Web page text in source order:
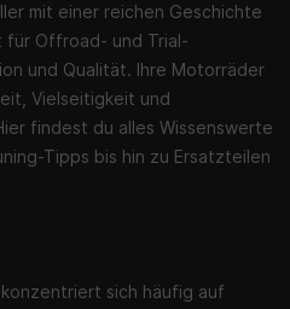
mit einer reichen Geschichte
für Offroad- und Trial-
und Qualität. Ihre Motorräder
Vielseitigkeit und
findest du alles Wissenswerte
Tipps bis hin zu Ersatzteilen
sich häufig auf